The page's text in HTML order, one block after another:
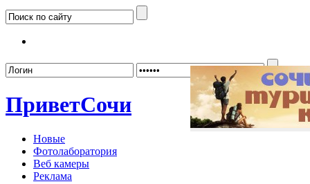
ПриветСочи
Новые
Фотолаборатория
Веб камеры
Реклама